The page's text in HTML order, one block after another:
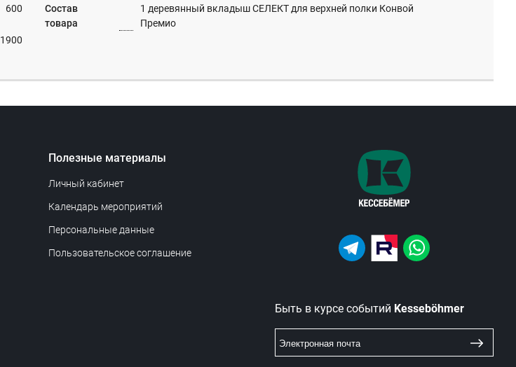
600
1900
Состав
товара
1 деревянный вкладыш СЕЛЕКТ для верхней полки Конвой
Премио
Полезные материалы
Личный кабинет
Календарь мероприятий
Персональные данные
Пользовательское соглашение
Быть в курсе событий Kesseböhmer